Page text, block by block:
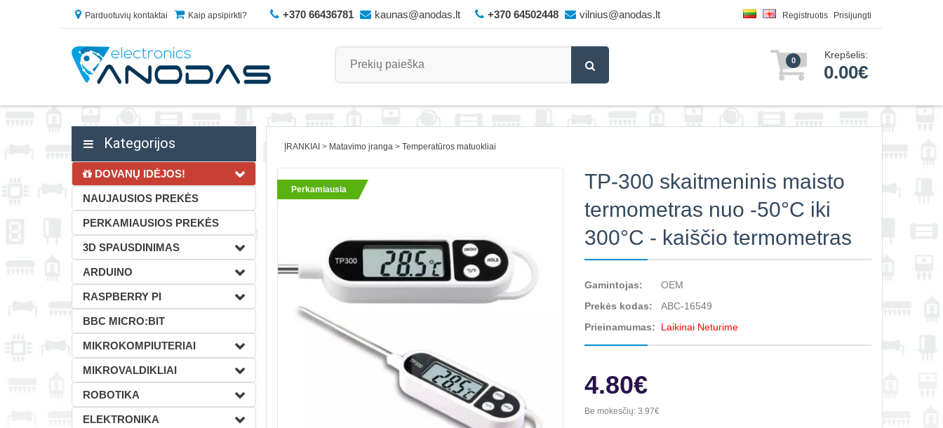
Parduotuvių kontaktai Kaip apsipirkti? +370 66436781 kaunas@anodas.lt +370 64502448 vilnius@anodas.lt Registruotis Prisijungti
0 Krepšelis:
0.00€
Kategorijos
DOVANŲ IDĖJOS!
NAUJAUSIOS PREKĖS
PERKAMIAUSIOS PREKĖS
3D SPAUSDINIMAS
ARDUINO
RASPBERRY PI
BBC MICRO:BIT
MIKROKOMPIUTERIAI
MIKROVALDIKLIAI
ROBOTIKA
ELEKTRONIKA
ĮRANKIAI Matavimo įranga Temperatūros matuokliai
Perkamiausia
TP-300 skaitmeninis maisto
termometras nuo -50°C iki
300°C - kaiščio termometras
Gamintojas:
OEM
Prekės kodas:
ABC-16549
Prieinamumas:
Laikinai Neturime
4.80€
Be mokesčių:3.97€